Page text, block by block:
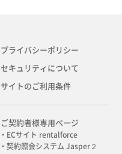
プライバシーポリシー
セキュリティについて
サイトのご利用条件
ご契約者様専用ページ
・ECサイト rentalforce
・契約照会システム Jasper２